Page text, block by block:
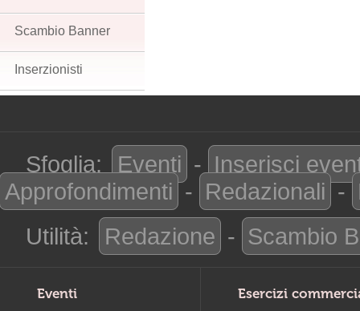
Scambio Banner
Inserzionisti
Sfoglia: Eventi - Inserisci
Approfondimenti - Redazionali -
Utilità:
Redazione - Scambio
Eventi Esercizi